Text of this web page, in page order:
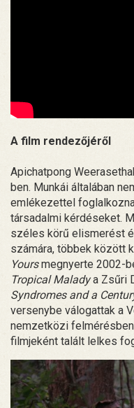
A film rendezőjéről
Apichatpong
ben. Munkái általában
emlékezettel
társadalmi kérdéseket.
széles körű elismerést
számára, többek között
Yoursmegnyerte 2002-
Tropical Maladya Zsűri
Syndromes and a
versenybe válogattak a
nemzetközi
filmjeként talált lelkes